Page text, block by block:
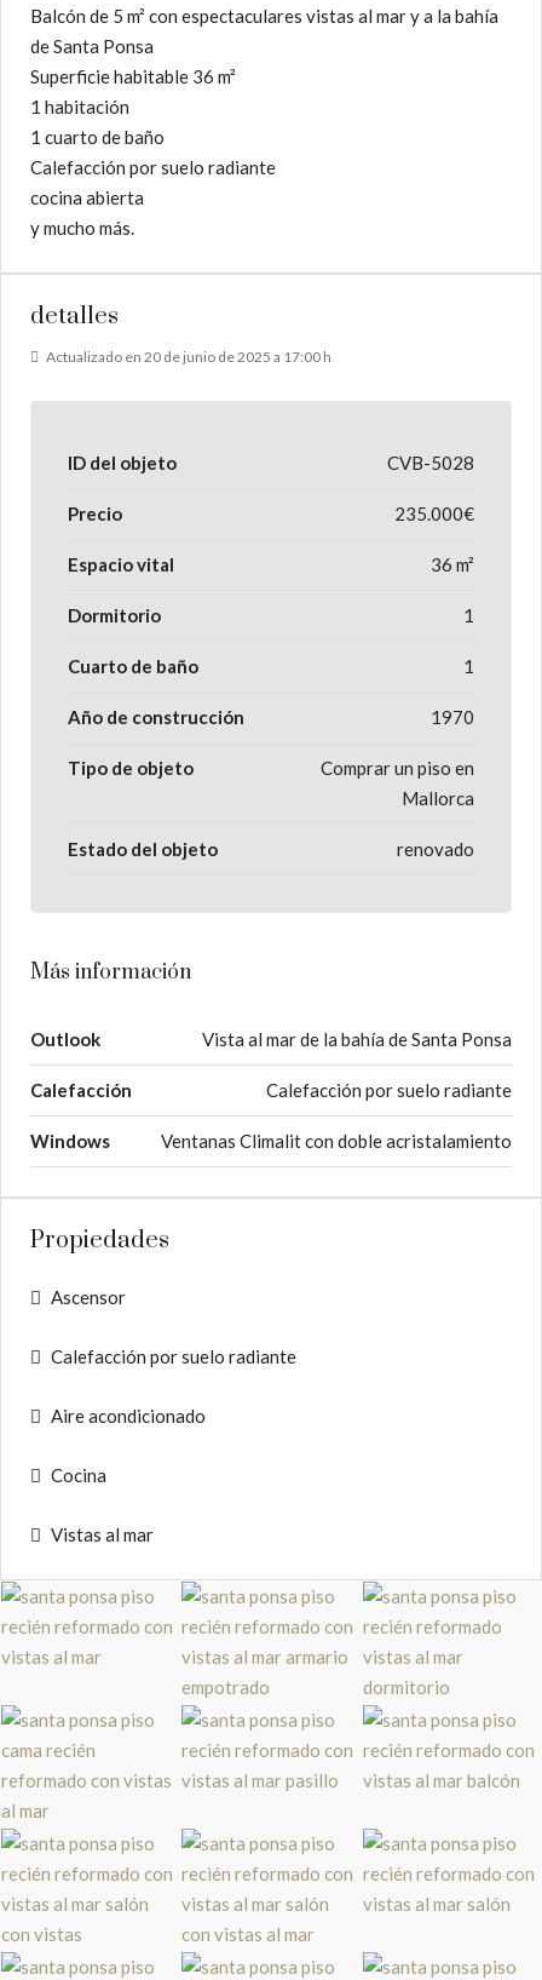
Balcón de 5 m² con espectaculares vistas al mar y a la bahía
de Santa Ponsa
Superficie habitable 36 m²
1 habitación
1 cuarto de baño
Calefacción por suelo radiante
cocina abierta
y mucho más.
detalles
Actualizado en 20 de junio de 2025 a 17:00 h
ID del objeto CVB-5028
Precio 235.000€
Espacio vital 36 m²
Dormitorio 1
Cuarto de baño 1
Año de construcción 1970
Tipo de objeto
Comprar un piso en
Mallorca
Estado del objeto renovado
Más información
Outlook Vista al mar de la bahía de Santa Ponsa
Calefacción Calefacción por suelo radiante
Windows Ventanas Climalit con doble acristalamiento
Propiedades
Ascensor
Calefacción por suelo radiante
Aire acondicionado
Cocina
Vistas al mar